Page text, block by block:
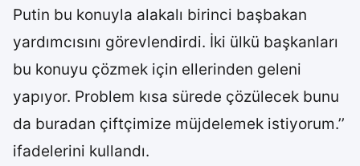
Putin bu konuyla alakalı birinci başbakan
yardımcısını görevlendirdi. İki ülkü başkanları
bu konuyu çözmek için ellerinden geleni
yapıyor. Problem kısa sürede çözülecek bunu
da buradan çiftçimize müjdelemek istiyorum.’’
ifadelerini kullandı.